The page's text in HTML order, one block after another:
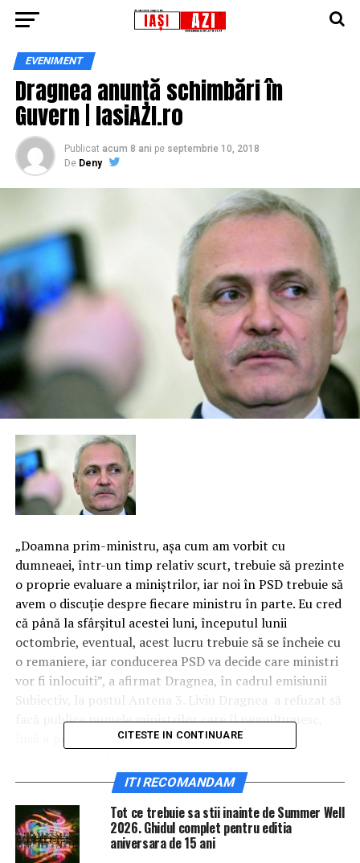
EVENIMENT
Dragnea anunță schimbări în
Guvern | IasiAZI.ro
Publicat acum 8 ani pe septembrie 10, 2018
De Deny
„Doamna prim-ministru, aşa cum am vorbit cu
dumneaei, într-un timp relativ scurt, trebuie să prezinte
o proprie evaluare a miniştrilor, iar noi în PSD trebuie să
avem o discuţie despre fiecare ministru în parte. Eu cred
că până la sfârşitul acestei luni, începutul lunii
octombrie, eventual, acest lucru trebuie să se încheie cu
o remaniere, iar conducerea PSD va decide care ministri
vor fi inlocuiti”, a afirmat Dragnea, în cadrul emisiunii
Subiectiv, la postul Antena 3. Liviu Dragnea a refuzat să
facă publice numele miniştrilor care îl nemulţumesc,
însă a precizat că este mulţumit de premier. „Am
dintre motivele pentru care minştrii vor si schimbaţi
este proasta comunicare”, a menţionat preşedintele
PSD.
IasiAZI.ro
CITESTE IN CONTINUARE
ITI RECOMANDAM
Tot ce trebuie sa stii inainte de Summer Well
2026. Ghidul complet pentru editia
aniversara de 15 ani